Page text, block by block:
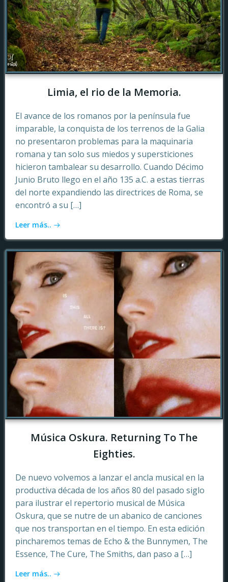
Limia, el rio de la Memoria.
El avance de los romanos por la península fue
imparable, la conquista de los terrenos de la Galia
no presentaron problemas para la maquinaria
romana y tan solo sus miedos y supersticiones
hicieron tambalear su desarrollo. Cuando Décimo
Junio Bruto llego en el año 135 a.C. a estas tierras
del norte expandiendo las directrices de Roma, se
encontró a su […]
Leer más..
Música Oskura. Returning To The
Eighties.
De nuevo volvemos a lanzar el ancla musical en la
productiva década de los años 80 del pasado siglo
para ilustrar el repertorio musical de Música
Oskura, que se nutre de un abanico de canciones
que nos transportan en el tiempo. En esta edición
pincharemos temas de Echo & the Bunnymen, The
Essence, The Cure, The Smiths, dan paso a […]
Leer más..